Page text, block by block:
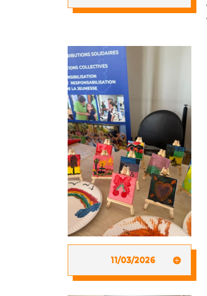
11/03/2026